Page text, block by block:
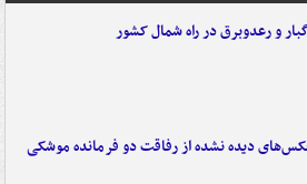
و رعدوبرق در راه شمال کشور
دیده نشده از رفاقت دو فرمانده‌ موشکی